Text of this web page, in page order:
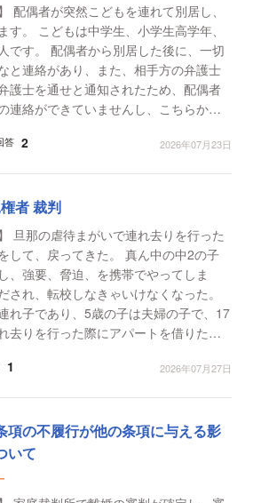
配偶者が突然こどもを連れて別居し、
す。 こどもは中学生、小学生高学年、
です。 配偶者から別居した後に、一切
と連絡があり、また、相手方の弁護士
護士を通せと通知されたため、配偶者
連絡ができていませんし、こちらから
答 2 2026年07月23日
者 裁判
旦那の虐待まがいで連れ去りを行った
ってきた。 真ん中の中2の子
、強要、脅迫、を携帯でやってしま
され、転校しなきゃいけなくなった。
れ子であり、5歳の子は夫婦の子で、17
去りを行った際にアパートを借りたの
1 2026年07月27日
項の不履行が他の条項に与える影
いて